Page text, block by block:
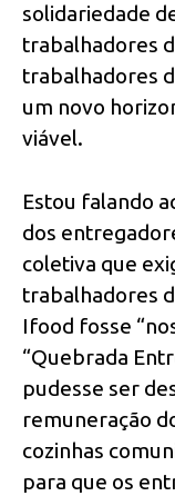
solidariedade
trabalhadores
trabalhadores
um novo
viável.
Estou falando
dos
coletiva que
trabalhadores
Ifood fosse
“Quebrada
pudesse ser
remuneração
cozinhas
para que os